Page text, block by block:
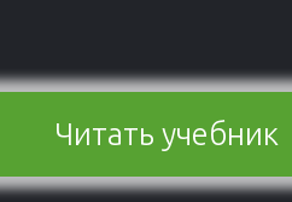
Читать учебник